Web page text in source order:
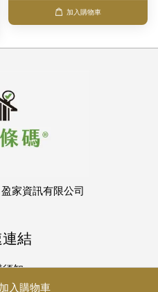
加入購物車
加入購物車
家資訊有限公司
結
須知
通知